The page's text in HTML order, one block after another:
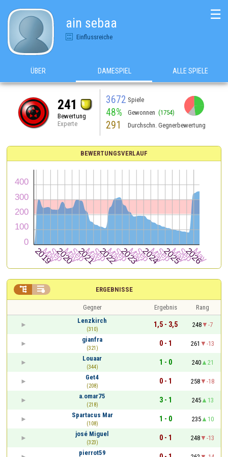
ain sebaa
Einflussreiche
☰
ÜBER DAMESPIEL ALLE SPIELE
241
Bewertung
Experte
3672 Spiele
48% Gewonnen (1754)
291 Durchschn. Gegnerbewertung
BEWERTUNGSVERLAUF
ERGEBNISSE
 
Gegner Ergebnis
Rang
Lenzkirch
(310)
1,5 - 3,5 248
-7
gianfra
(321)
0 - 1 261
-13
Louaar
(344)
1 - 0 240
21
Get4
(208)
0 - 1 258
-18
a.omar75
(218)
3 - 1 245
13
Spartacus Mar
(108)
1 - 0 235
10
josé Miguel
(323)
0 - 1 248
-13
pierrot59